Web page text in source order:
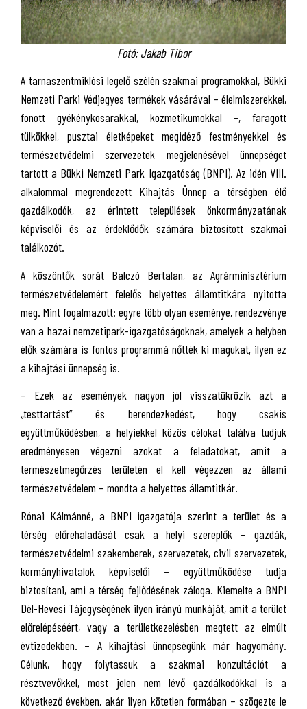
Fotó: Jakab Tibor
A tarnaszentmiklósi legelő szélén szakmai programokkal, Bükki
Nemzeti Parki Védjegyes termékek vásárával – élelmiszerekkel,
fonott gyékénykosarakkal, kozmetikumokkal –, faragott
tülkökkel, pusztai életképeket megidéző festményekkel és
természetvédelmi szervezetek megjelenésével ünnepséget
tartott a Bükki Nemzeti Park Igazgatóság (BNPI). Az idén VIII.
alkalommal megrendezett Kihajtás Ünnep a térségben élő
gazdálkodók, az érintett települések önkormányzatának
képviselői és az érdeklődők számára biztosított szakmai
találkozót.
A köszöntők sorát Balczó Bertalan, az Agrárminisztérium
természetvédelemért felelős helyettes államtitkára nyitotta
meg. Mint fogalmazott: egyre több olyan eseménye, rendezvénye
van a hazai nemzetipark-igazgatóságoknak, amelyek a helyben
élők számára is fontos programmá nőtték ki magukat, ilyen ez
a kihajtási ünnepség is.
– Ezek az események nagyon jól visszatükrözik azt a
„testtartást” és berendezkedést, hogy csakis
együttműködésben, a helyiekkel közös célokat találva tudjuk
eredményesen végezni azokat a feladatokat, amit a
természetmegőrzés területén el kell végezzen az állami
természetvédelem – mondta a helyettes államtitkár.
Rónai Kálmánné, a BNPI igazgatója szerint a terület és a
térség előrehaladását csak a helyi szereplők – gazdák,
természetvédelmi szakemberek, szervezetek, civil szervezetek,
kormányhivatalok képviselői – együttműködése tudja
biztosítani, ami a térség fejlődésének záloga. Kiemelte a BNPI
Dél-Hevesi Tájegységének ilyen irányú munkáját, amit a terület
előrelépéséért, vagy a területkezelésben megtett az elmúlt
évtizedekben. – A kihajtási ünnepségünk már hagyomány.
Célunk, hogy folytassuk a szakmai konzultációt a
résztvevőkkel, most jelen nem lévő gazdálkodókkal is a
következő években, akár ilyen kötetlen formában – szögezte le